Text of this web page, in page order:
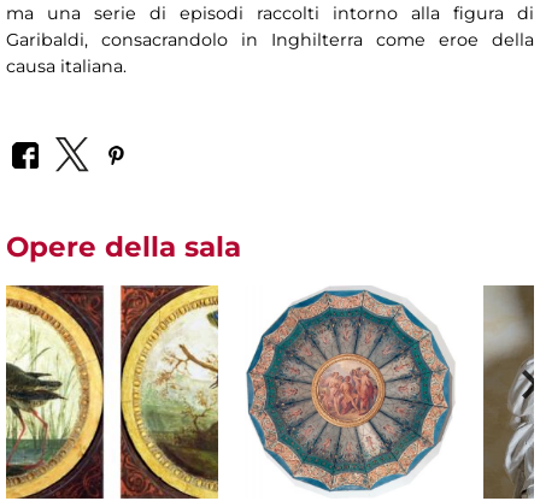
ma una serie di episodi raccolti intorno alla figura di
Garibaldi, consacrandolo in Inghilterra come eroe della
causa italiana.
Opere della sala